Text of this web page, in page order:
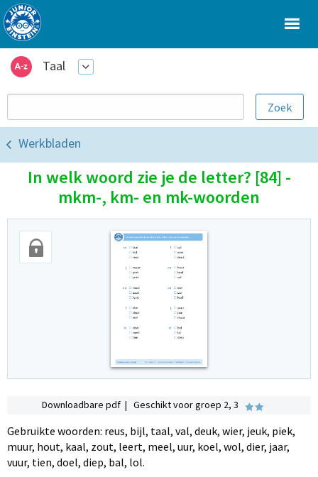
Taal
Werkbladen
In welk woord zie je de letter? [84] -
mkm-, km- en mk-woorden
Downloadbare pdf | Geschikt voor groep 2, 3
Gebruikte woorden: reus, bijl, taal, val, deuk, wier, jeuk, piek,
muur, hout, kaal, zout, leert, meel, uur, koel, wol, dier, jaar,
vuur, tien, doel, diep, bal, lol.